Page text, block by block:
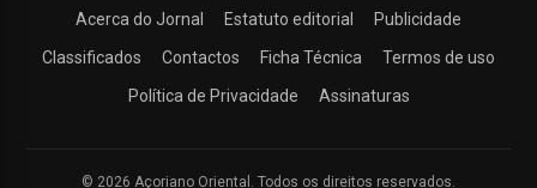
Acerca do Jornal Estatuto editorial
Publicidade
Classificados
Contactos Ficha Técnica
Termos de uso
Política de Privacidade
Assinaturas
© 2026 Açoriano Oriental. Todos os direitos reservados.